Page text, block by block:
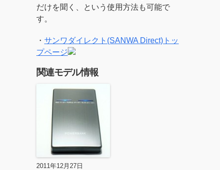
だけを聞く、という使用方法も可能で
す。
・ サンワダイレクト(SANWA Direct)トッ
プページ
関連モデル情報
2011年12月27日